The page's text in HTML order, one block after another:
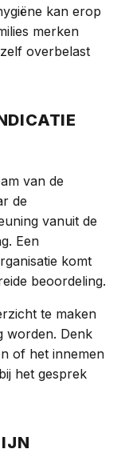
kan erop
merken
overbelast
van de
de
vanuit de
Een
komt
beoordeling.
te maken
worden. Denk
of het innemen
het gesprek